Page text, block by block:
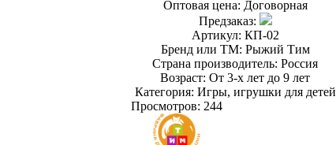
Оптовая цена: Договорная
Предзаказ:
Артикул: КП-02
Бренд или ТМ: Рыжий Тим
Страна производитель: Россия
Возраст: От 3-х лет до 9 лет
Категория: Игры, игрушки для детей
Просмотров: 244